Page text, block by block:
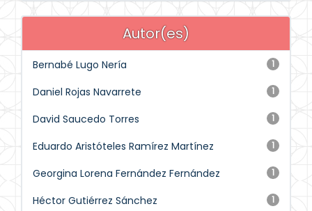
Autor(es)
1
Bernabé Lugo Nería
1
Daniel Rojas Navarrete
1
David Saucedo Torres
1
Eduardo Aristóteles Ramírez Martínez
1
Georgina Lorena Fernández Fernández
1
Héctor Gutiérrez Sánchez